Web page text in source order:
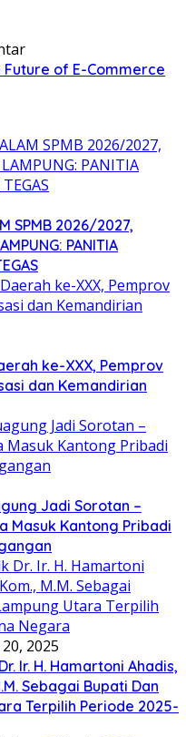
of E-Commerce
SPMB 2026/2027,
PANITIA
ke-XXX, Pemprov
dan Kemandirian
Jadi Sorotan –
Masuk Kantong Pribadi
2025
Ir. H. Hamartoni Ahadis,
Sebagai Bupati Dan
Terpilih Periode 2025-